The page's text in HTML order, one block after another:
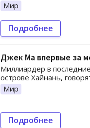
Мир
Подробнее
Джек Ма впервые за
Миллиардер в
острове Хайнань,
Мир
Подробнее